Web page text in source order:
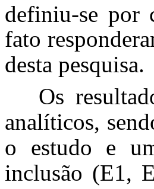
definiu-se por
fato
desta pesquisa.
Os
analíticos,
o estudo e
inclusão (E1,